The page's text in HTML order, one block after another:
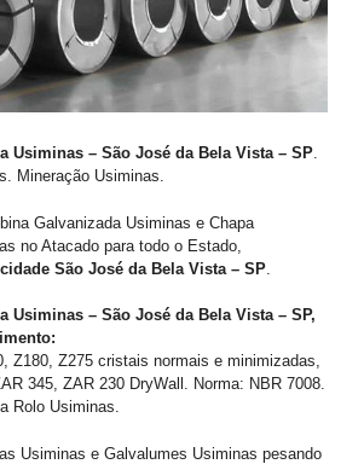
Usiminas – São José da Bela Vista – SP.
Mineração Usiminas.
Galvanizada Usiminas e Chapa
no Atacado para todo o Estado,
cidade São José da Bela Vista – SP
Usiminas – São José da Bela Vista – SP,
Z180, Z275 cristais normais e minimizadas,
345, ZAR 230 DryWall. Norma: NBR 7008.
Rolo Usiminas.
Usiminas e Galvalumes Usiminas pesando